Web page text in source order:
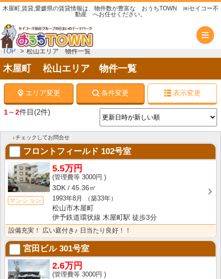
木屋町,賃貸,愛媛県の賃貸情報は、物件数が豊富な おうちTOWN ㈱セイコー不
動産 へお任せください。
TOP 松山エリア 物件一覧
木屋町 松山エリア 物件一覧
エリア変更 条件変更 表示変更
1～2件目 (2件)
↓チェックしてお問合せ
フロントフィールド 102号室
マンション
5.5万円
3000円
3DK
45.36㎡
1993年8月
（築33年）
松山市木屋町
伊予鉄道環状線 木屋町駅 徒歩3分
設備充実！ 広い庭付き♪ 日当たり良好！！
宮田ビル301号室
2.6万円
3000円